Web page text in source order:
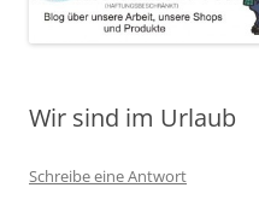
Wir sind im Urlaub
Schreibe eine Antwort